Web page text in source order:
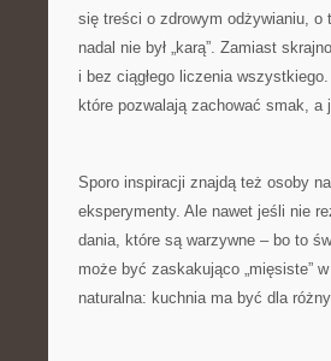
się treści o zdrowym odżywianiu, o
nadal nie był „karą”. Zamiast
i bez ciągłego liczenia
które pozwalają zachować smak, a
Sporo inspiracji znajdą też osoby
eksperymenty. Ale nawet jeśli nie
dania, które są warzywne – bo to
może być zaskakująco „mięsiste”
naturalna: kuchnia ma być dla